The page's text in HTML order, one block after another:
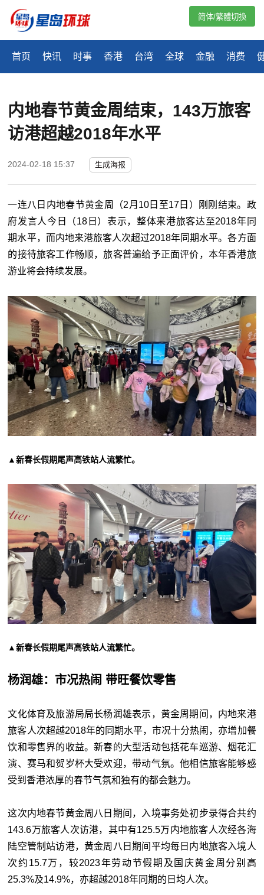
首页 快讯 时事 香港 台湾 全球 金融 消费
简体/繁體切換
内地春节黄金周结束，143万旅客
访港超越2018年水平
2024-02-18 15:37 生成海报
一连八日内地春节黄金周（2月10日至17日）刚刚结束。政
府发言人今日（18日）表示，整体来港旅客达至2018年同
期水平，而内地来港旅客人次超过2018年同期水平。各方面
的接待旅客工作畅顺，旅客普遍给予正面评价，本年香港旅
游业将会持续发展。
▲新春长假期尾声高铁站人流繁忙。
▲新春长假期尾声高铁站人流繁忙。
杨润雄：市况热闹 带旺餐饮零售
文化体育及旅游局局长杨润雄表示，黄金周期间，内地来港
旅客人次超越2018年的同期水平，市况十分热闹，亦增加餐
饮和零售界的收益。新春的大型活动包括花车巡游、烟花汇
演、赛马和贺岁杯大受欢迎，带动气氛。他相信旅客能够感
受到香港浓厚的春节气氛和独有的都会魅力。
这次内地春节黄金周八日期间，入境事务处初步录得合共约
143.6万旅客人次访港，其中有125.5万内地旅客人次经各海
陆空管制站访港，黄金周八日期间平均每日内地旅客入境人
次约15.7万，较2023年劳动节假期及国庆黄金周分别高
25.3%及14.9%，亦超越2018年同期的日均人次。